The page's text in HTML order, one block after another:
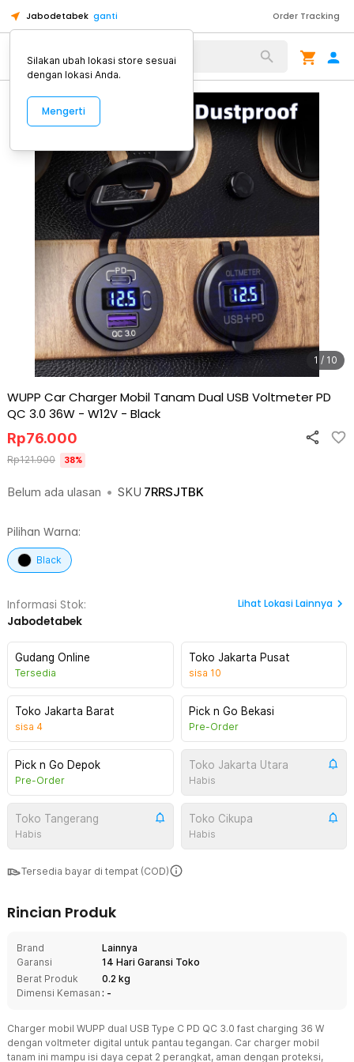
Jabodetabek ganti Order Tracking
Alat Kopi
1 / 10
WUPP Car Charger Mobil Tanam Dual USB Voltmeter PD
QC 3.0 36W - W12V - Black
Belum ada ulasan • SKU 7RRSJTBK
Rp76.000
Rp121.900 38%
Pilihan Warna:
Black
Informasi Stok:
Jabodetabek
Lihat Lokasi Lainnya
Gudang Online
Tersedia
Toko Jakarta Pusat
sisa 10
Toko Jakarta Barat
sisa 4
Pick n Go Bekasi
Pre-Order
Pick n Go Depok
Pre-Order
Toko Jakarta Utara
Habis
Toko Tangerang
Habis
Toko Cikupa
Habis
Tersedia bayar di tempat (COD)
Rincian Produk
Brand
Lainnya
Garansi
14 Hari Garansi Toko
Berat Produk
0.2 kg
Dimensi Kemasan : -
Charger mobil WUPP dual USB Type C PD QC 3.0 fast charging 36 W
dengan voltmeter digital untuk pantau tegangan. Car charger mobil
tanam ini mampu isi daya cepat 2 perangkat, aman dengan proteksi,
Silakan ubah lokasi store sesuai
dengan lokasi Anda.
Mengerti